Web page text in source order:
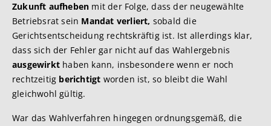
Zukunft aufheben mit der Folge, dass der neugewählte
Betriebsrat sein Mandat verliert, sobald die
Gerichtsentscheidung rechtskräftig ist. Ist allerdings klar,
dass sich der Fehler gar nicht auf das Wahlergebnis
ausgewirkt haben kann, insbesondere wenn er noch
rechtzeitig berichtigt worden ist, so bleibt die Wahl
gleichwohl gültig.
War das Wahlverfahren hingegen ordnungsgemäß, die